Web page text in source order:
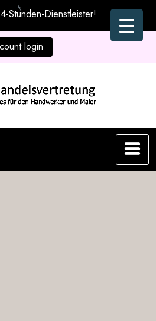
Stunden-Dienstleister!
login